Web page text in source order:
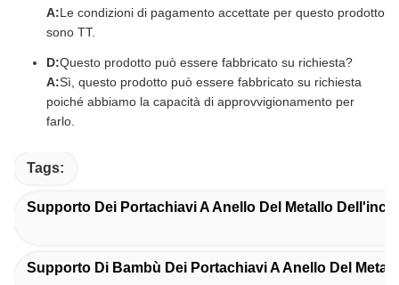
A:Le condizioni di pagamento accettate per questo prodotto
sono TT.
D:Questo prodotto può essere fabbricato su richiesta?
A:Sì, questo prodotto può essere fabbricato su richiesta
poiché abbiamo la capacità di approvvigionamento per
farlo.
Tags:
Supporto Dei Portachiavi A Anello Del Metallo
Supporto Di Bambù Dei Portachiavi A Anello Del